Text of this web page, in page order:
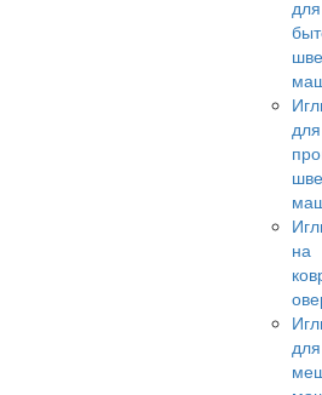
для
для
на
для